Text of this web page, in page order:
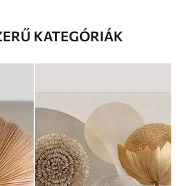
KATEGÓRIÁK